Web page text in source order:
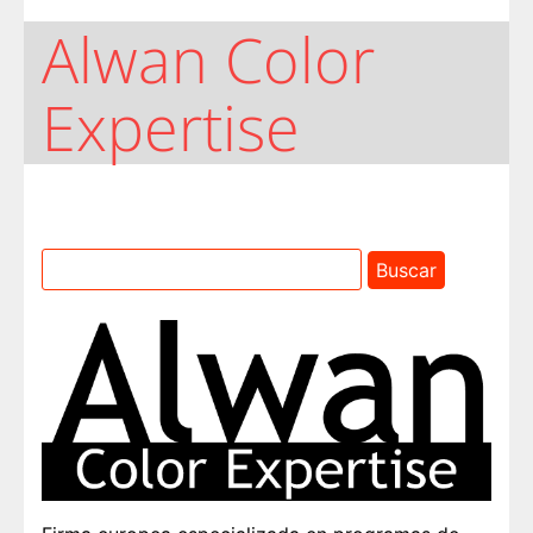
Alwan Color
Expertise